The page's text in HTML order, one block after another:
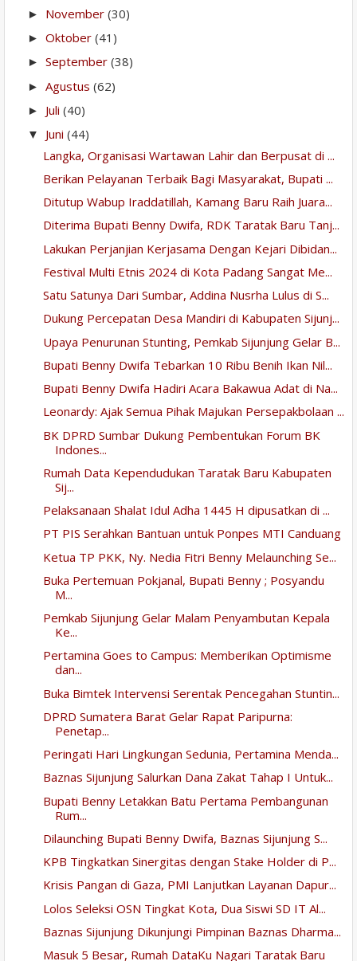
► November (30)
► Oktober (41)
► September (38)
► Agustus (62)
► Juli (40)
▼ Juni (44)
Langka, Organisasi Wartawan Lahir dan Berpusat di ...
Berikan Pelayanan Terbaik Bagi Masyarakat, Bupati ...
Ditutup Wabup Iraddatillah, Kamang Baru Raih Juara...
Diterima Bupati Benny Dwifa, RDK Taratak Baru Tanj...
Lakukan Perjanjian Kerjasama Dengan Kejari Dibidan...
Festival Multi Etnis 2024 di Kota Padang Sangat Me...
Satu Satunya Dari Sumbar, Addina Nusrha Lulus di S...
Dukung Percepatan Desa Mandiri di Kabupaten Sijunj...
Upaya Penurunan Stunting, Pemkab Sijunjung Gelar B...
Bupati Benny Dwifa Tebarkan 10 Ribu Benih Ikan Nil...
Bupati Benny Dwifa Hadiri Acara Bakawua Adat di Na...
Leonardy: Ajak Semua Pihak Majukan Persepakbolaan ...
BK DPRD Sumbar Dukung Pembentukan Forum BK
Indones...
Rumah Data Kependudukan Taratak Baru Kabupaten
Sij...
Pelaksanaan Shalat Idul Adha 1445 H dipusatkan di ...
PT PIS Serahkan Bantuan untuk Ponpes MTI Canduang
Ketua TP PKK, Ny. Nedia Fitri Benny Melaunching Se...
Buka Pertemuan Pokjanal, Bupati Benny ; Posyandu
M...
Pemkab Sijunjung Gelar Malam Penyambutan Kepala
Ke...
Pertamina Goes to Campus: Memberikan Optimisme
dan...
Buka Bimtek Intervensi Serentak Pencegahan Stuntin...
DPRD Sumatera Barat Gelar Rapat Paripurna:
Penetap...
Peringati Hari Lingkungan Sedunia, Pertamina Menda...
Baznas Sijunjung Salurkan Dana Zakat Tahap I Untuk...
Bupati Benny Letakkan Batu Pertama Pembangunan
Rum...
Dilaunching Bupati Benny Dwifa, Baznas Sijunjung S...
KPB Tingkatkan Sinergitas dengan Stake Holder di P...
Krisis Pangan di Gaza, PMI Lanjutkan Layanan Dapur...
Lolos Seleksi OSN Tingkat Kota, Dua Siswi SD IT Al...
Baznas Sijunjung Dikunjungi Pimpinan Baznas Dharma...
Masuk 5 Besar, Rumah DataKu Nagari Taratak Baru